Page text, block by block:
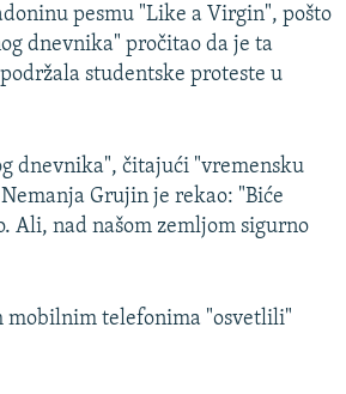
pesmu "Like a Virgin", pošto
dnevnika" pročitao da je ta
studentske proteste u
dnevnika", čitajući "vremensku
Grujin je rekao: "Biće
Ali, nad našom zemljom sigurno
mobilnim telefonima "osvetlili"